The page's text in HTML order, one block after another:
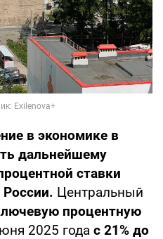
в экономике в
дальнейшему
ставки
Центральный
процентную
2025 года с 21% до